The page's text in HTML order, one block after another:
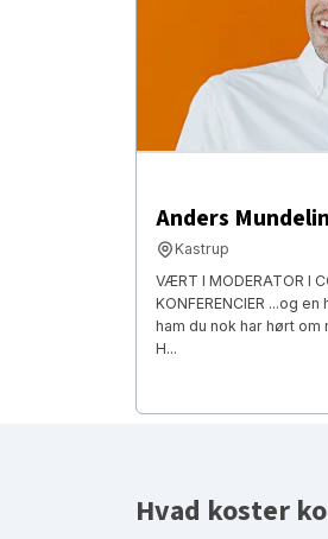
Anders Mundelin
Kastrup
VÆRT I MODERATOR I
KONFERENCIER ...og
ham du nok har hørt om
H...
Hvad koster